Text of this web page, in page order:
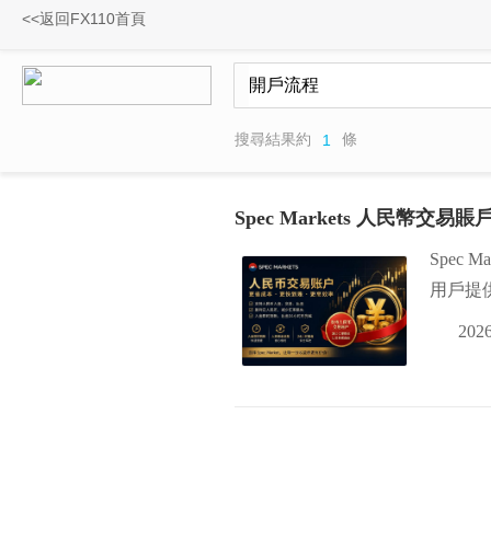
<<返回FX110首頁
搜尋結果約 1 條
Spec Markets 人民幣交易賬
Spec
用戶提